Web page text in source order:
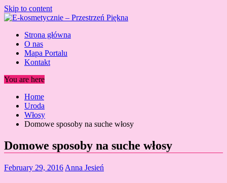
Skip to content
Strona główna
O nas
Mapa Portalu
Kontakt
You are here
Home
Uroda
Włosy
Domowe sposoby na suche włosy
Domowe sposoby na suche włosy
February 29, 2016 Anna Jesień